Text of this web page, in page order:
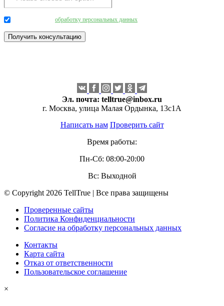
обработку персональных данных
Эл. почта: telltrue@inbox.ru
г. Москва, улица Малая Ордынка, 13с1А
Написать нам Проверить сайт
Время работы:
Пн-Сб: 08:00-20:00
Вс: Выходной
© Copyright 2026 TellTrue | Все права защищены
Проверенные сайты
Политика Конфиденциальности
Согласие на обработку персональных данных
Контакты
Карта сайта
Отказ от ответственности
Пользовательское соглашение
×